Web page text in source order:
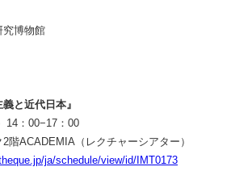
博物館
と近代日本』
14：00−17：00
階ACADEMIA（レクチャーシアター）
ja/schedule/view/id/IMT0173